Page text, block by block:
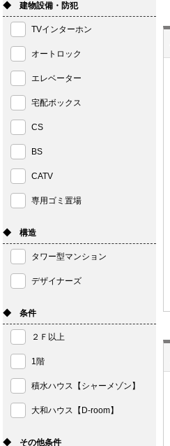
◆ 建物設備・防犯
TVインターホン
オートロック
エレベーター
宅配ボックス
CS
BS
CATV
専用ゴミ置場
◆ 構造
タワー型マンション
デザイナーズ
◆ 条件
２Ｆ以上
1階
積水ハウス【シャーメゾン】
大和ハウス【D-room】
◆ その他条件